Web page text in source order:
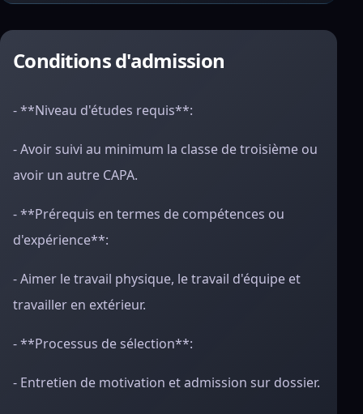
Conditions d'admission
- **Niveau d'études requis**:
- Avoir suivi au minimum la classe de troisième ou
avoir un autre CAPA.
- **Prérequis en termes de compétences ou
d'expérience**:
- Aimer le travail physique, le travail d'équipe et
travailler en extérieur.
- **Processus de sélection**:
- Entretien de motivation et admission sur dossier.